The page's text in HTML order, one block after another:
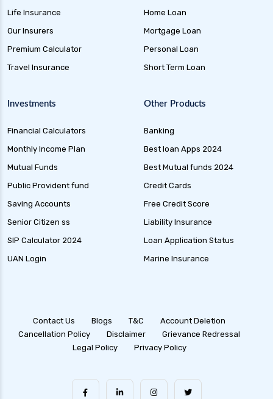
Life Insurance
Our Insurers
Premium Calculator
Travel Insurance
Home Loan
Mortgage Loan
Personal Loan
Short Term Loan
Investments
Financial Calculators
Monthly Income Plan
Mutual Funds
Public Provident fund
Saving Accounts
Senior Citizen ss
SIP Calculator 2024
UAN Login
Other Products
Banking
Best loan Apps 2024
Best Mutual funds 2024
Credit Cards
Free Credit Score
Liability Insurance
Loan Application Status
Marine Insurance
Contact Us Blogs T&C
Account Deletion
Cancellation Policy
Disclaimer
Grievance Redressal
Legal Policy
Privacy Policy